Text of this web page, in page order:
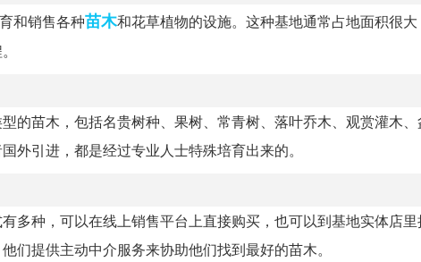
和销售各种苗木和花草植物的设施。这种基地通常占地面积很
的苗木，包括名贵树种、果树、常青树、落叶乔木、观赏灌木
外引进，都是经过专业人士特殊培育出来的。
多种，可以在线上销售平台上直接购买，也可以到基地实体店
们提供主动中介服务来协助他们找到最好的苗木。